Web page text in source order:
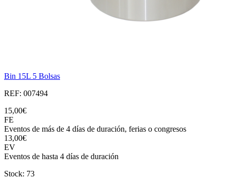
Bin 15L 5 Bolsas
REF: 007494
15,00€
FE
Eventos de más de 4 días de duración, ferias o congresos
13,00€
EV
Eventos de hasta 4 días de duración
Stock: 73